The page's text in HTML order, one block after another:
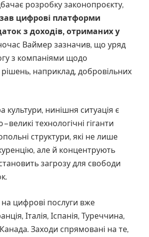
розробку законопроєкту,
цифрові платформи
з доходів, отриманих у
Ваймер зазначив, що уряд
з компаніями щодо
наприклад, добровільних
культури, нинішня ситуація є
великі технологічні гіганти
структури, які не лише
але й концентрують
загрозу для свободи
на цифрові послуги вже
Італія, Іспанія, Туреччина,
Канада. Заходи спрямовані на те,